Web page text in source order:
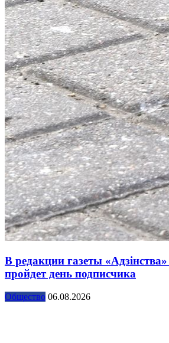
В редакции газеты
пройдет день подписчика
Общество 06.08.2026